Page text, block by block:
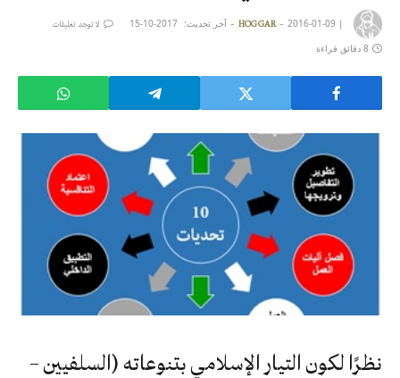
|
HOGGAR 2016-01-09 آخر تحديث: 2017-10-15 لا توجد تعليقات
8 دقائق قراءة
نظرًا لكون التيار الإسلامي بتنوعاته (السلفيين –